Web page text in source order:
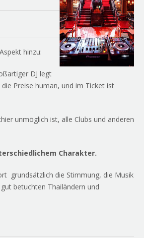
hinzu:
DJ legt
Preise human, und im Ticket ist
unmöglich ist, alle Clubs und anderen
Charakter.
grundsätzlich die Stimmung, die Musik
betuchten Thailändern und